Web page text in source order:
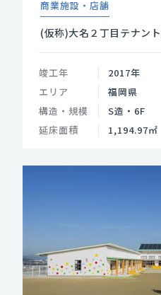
商業施設・店舗
(仮称)大名２丁目テナン
竣工年
2017年
エリア
福岡県
構造・規模
S造・6F
延床面積
1,194.97㎡